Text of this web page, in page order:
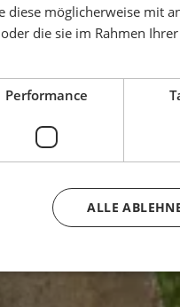
diese möglicherweise mit
die sie im Rahmen
Performance
ALLE